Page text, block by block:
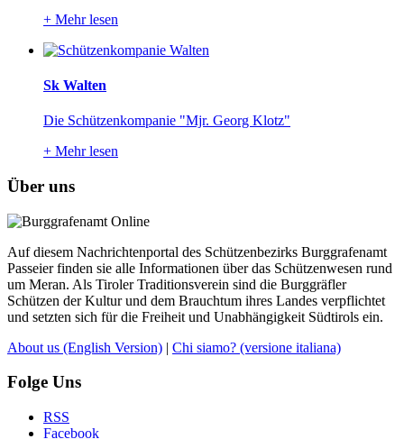
+ Mehr lesen
Sk Walten
Die Schützenkompanie "Mjr. Georg Klotz"
+ Mehr lesen
Über uns
Auf diesem Nachrichtenportal des Schützenbezirks Burggrafenamt
Passeier finden sie alle Informationen über das Schützenwesen rund
um Meran. Als Tiroler Traditionsverein sind die Burggräfler
Schützen der Kultur und dem Brauchtum ihres Landes verpflichtet
und setzten sich für die Freiheit und Unabhängigkeit Südtirols ein.
About us (English Version) | Chi siamo? (versione italiana)
Folge Uns
RSS
Facebook